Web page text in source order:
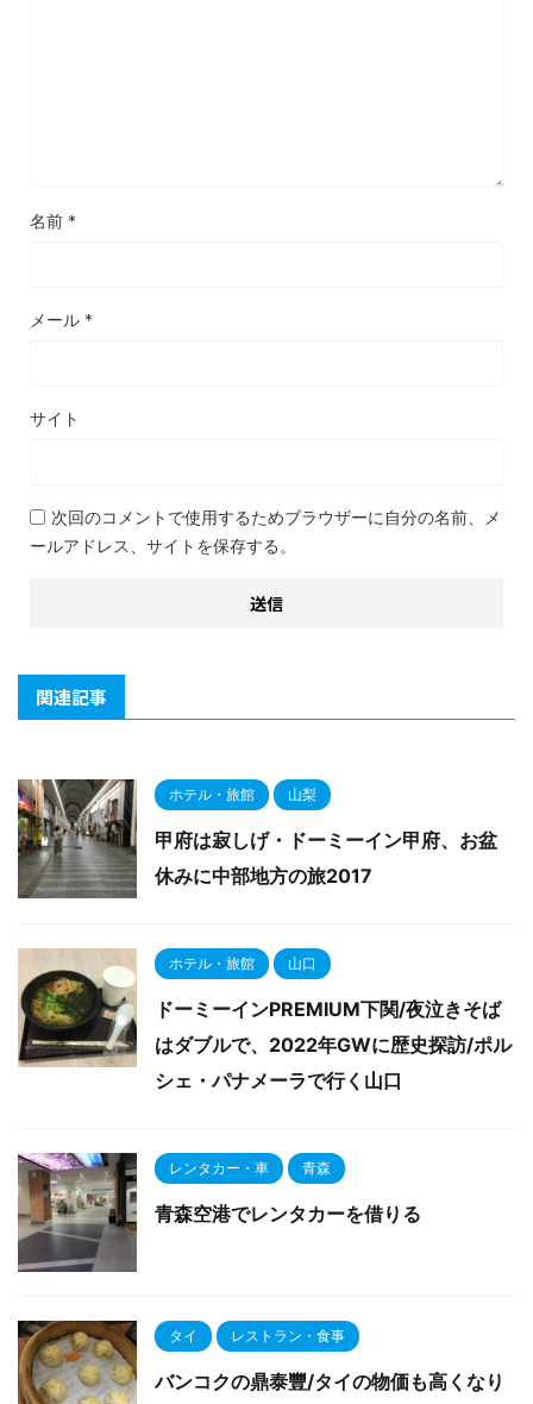
名前 *
メール *
サイト
次回のコメントで使用するためブラウザーに自分の名前、メ
ールアドレス、サイトを保存する。
関連記事
ホテル・旅館 山梨
甲府は寂しげ・ドーミーイン甲府、お盆
休みに中部地方の旅2017
ホテル・旅館 山口
ドーミーインPREMIUM下関/夜泣きそば
はダブルで、2022年GWに歴史探訪/ポル
シェ・パナメーラで行く山口
レンタカー・車 青森
青森空港でレンタカーを借りる
タイ レストラン・食事
バンコクの鼎泰豐/タイの物価も高くなり